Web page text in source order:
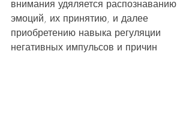
внимания удяляется распознаванию
эмоций, их принятию, и далее
приобретению навыка регуляции
негативных импульсов и причин